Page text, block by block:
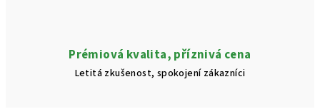
Prémiová kvalita, příznivá cena
Letitá zkušenost, spokojení zákazníci